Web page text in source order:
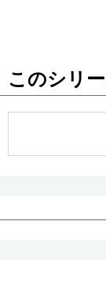
このシリ